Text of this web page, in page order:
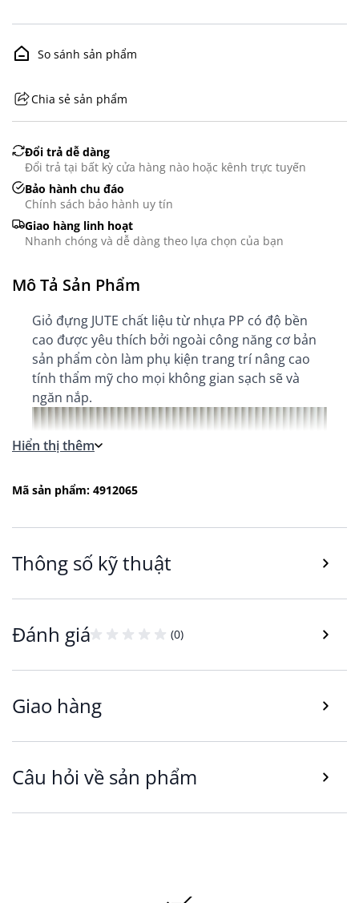
So sánh sản phẩm
GHS07 - Advarsel
Chia sẻ sản phẩm
Đổi trả dễ dàng
Đổi trả tại bất kỳ cửa hàng nào hoặc kênh trực tuyến
Bảo hành chu đáo
Chính sách bảo hành uy tín
Giao hàng linh hoạt
Nhanh chóng và dễ dàng theo lựa chọn của bạn
Mô Tả Sản Phẩm
Giỏ đựng JUTE chất liệu từ nhựa PP có độ bền
cao được yêu thích bởi ngoài công năng cơ bản
sản phẩm còn làm phụ kiện trang trí nâng cao
tính thẩm mỹ cho mọi không gian sạch sẽ và
ngăn nắp.
Giỏ đựng JUTE thiết kế bền đẹp, dễ sử dụng
Giỏ đựng JUTE được làm từ chất liệu nhựa PP
chất lượng đã được xử lý nên bền chắc, dễ vệ
tượng trong tông màu tự nhiên, sản phẩm còn
cao 15cm, dung tích sử dụng 12L, theo hình trụ
Giỏ đựng JUTE công năng sử dụng linh hoạt
Hiển thị thêm
Mã sản phẩm: 4912065
Thông số kỹ thuật
Đánh giá (0)
Giao hàng
Câu hỏi về sản phẩm